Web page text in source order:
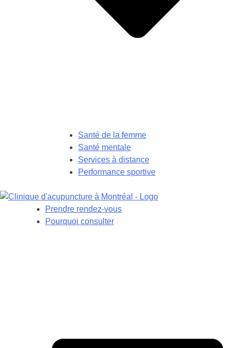
Santé de la femme
Santé mentale
Services à distance
Performance sportive
Prendre rendez-vous
Pourquoi consulter